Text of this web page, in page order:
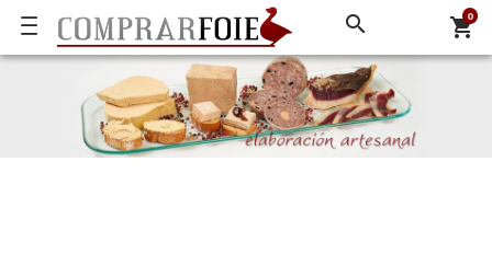
search shopping_cart
0